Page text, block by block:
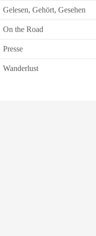
Gelesen, Gehört, Gesehen
On the Road
Presse
Wanderlust